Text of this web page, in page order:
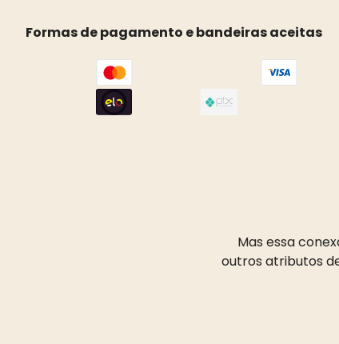
Formas de pagamento e bandeiras aceitas
Mas essa
outros atributos